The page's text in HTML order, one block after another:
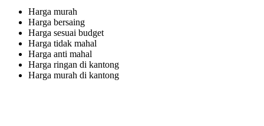
Harga murah
Harga bersaing
Harga sesuai budget
Harga tidak mahal
Harga anti mahal
Harga ringan di kantong
Harga murah di kantong